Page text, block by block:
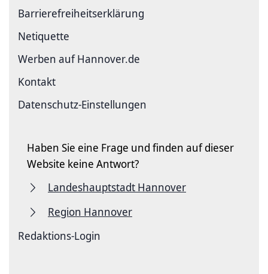
Barriere­freiheits­erklärung
Netiquette
Werben auf Hannover.de
Kontakt
Datenschutz-Einstellungen
Haben Sie eine Frage und finden auf dieser
Website keine Antwort?
Landeshauptstadt Hannover
Region Hannover
Redaktions-Login